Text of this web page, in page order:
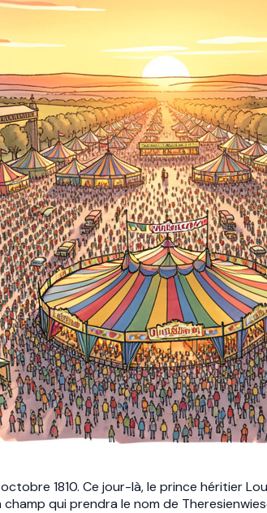
1810. Ce jour-là, le prince héritier
qui prendra le nom de